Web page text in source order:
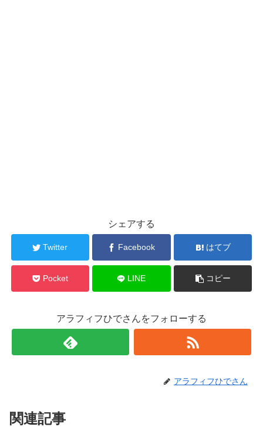
シェアする
Twitter Facebook はてブ
Pocket LINE コピー
アラフィフひでさんをフォローする
アラフィフひでさん
関連記事